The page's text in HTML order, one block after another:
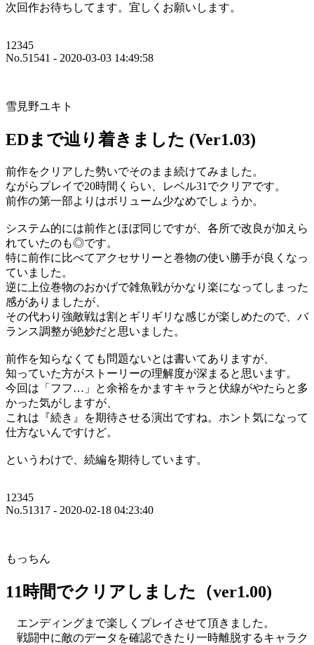
次回作お待ちしてます。宜しくお願いします。
12345
No.51541 - 2020-03-03 14:49:58
雪見野ユキト
EDまで辿り着きました (Ver1.03)
前作をクリアした勢いでそのまま続けてみました。
ながらプレイで20時間くらい、レベル31でクリアです。
前作の第一部よりはボリューム少なめでしょうか。
システム的には前作とほぼ同じですが、各所で改良が加えら
れていたのも◎です。
特に前作に比べてアクセサリーと巻物の使い勝手が良くなっ
ていました。
逆に上位巻物のおかげで雑魚戦がかなり楽になってしまった
感がありましたが、
その代わり強敵戦は割とギリギリな感じが楽しめたので、バ
ランス調整が絶妙だと思いました。
前作を知らなくても問題ないとは書いてありますが、
知っていた方がストーリーの理解度が深まると思います。
今回は「フフ…」と余裕をかますキャラと伏線がやたらと多
かった気がしますが、
これは『続き』を期待させる演出ですね。ホント気になって
仕方ないんですけど。
というわけで、続編を期待しています。
12345
No.51317 - 2020-02-18 04:23:40
もっちん
11時間でクリアしました（ver1.00)
エンディングまで楽しくプレイさせて頂きました。
戦闘中に敵のデータを確認できたり一時離脱するキャラク